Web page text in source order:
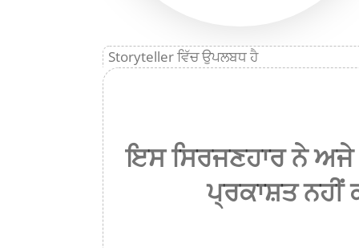
Storyteller ਵਿੱਚ ਉਪਲਬਧ ਹੈ
ਇਸ ਸਿਰਜਣਹਾਰ ਨੇ
ਪ੍ਰਕਾਸ਼ਤ ਨਹੀਂ